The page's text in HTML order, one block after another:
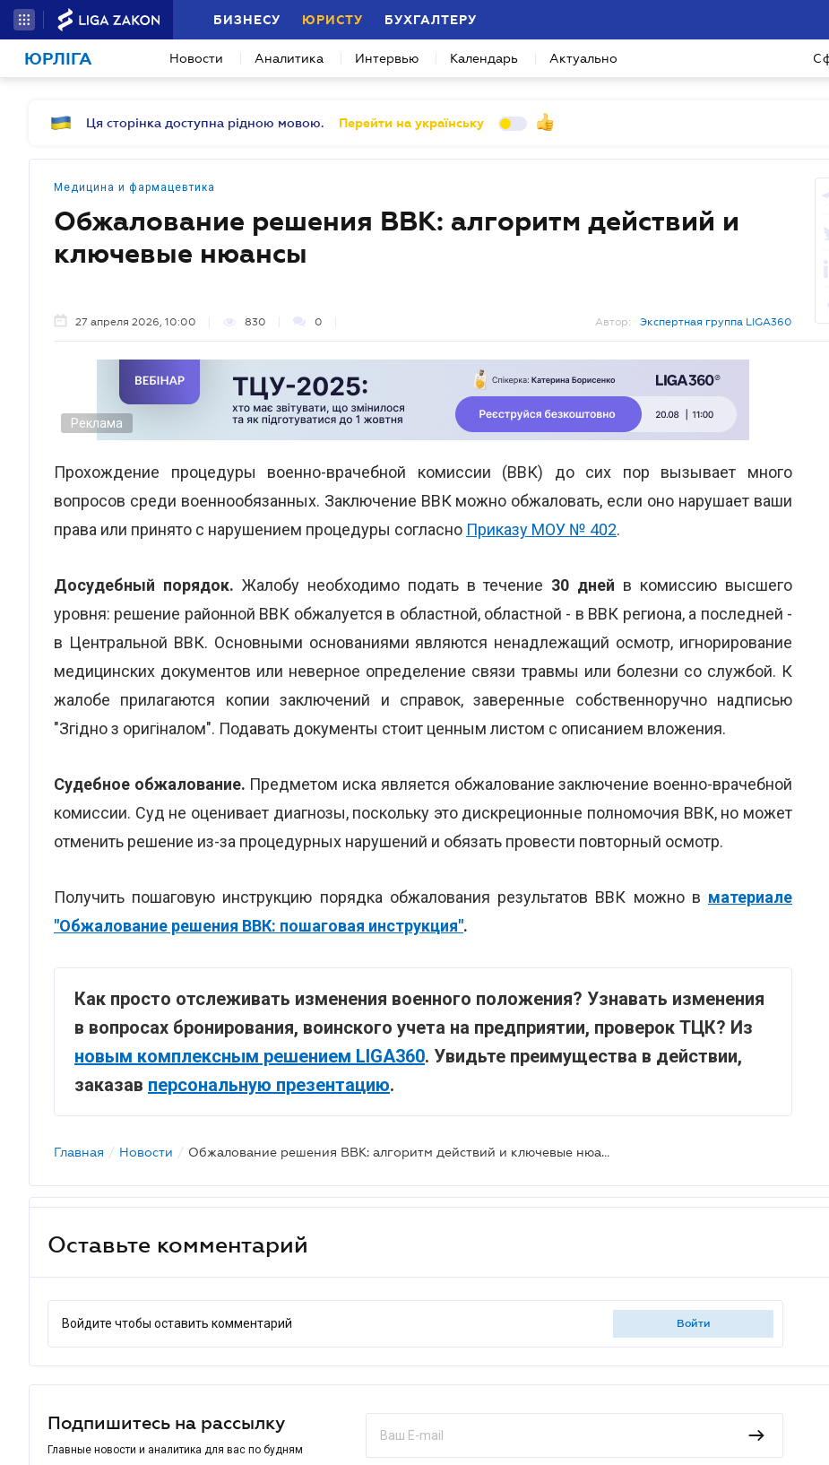
БИЗНЕСУ ЮРИСТУ БУХГАЛТЕРУ
ЮРЛІГА Новости Аналитика Интервью Календарь Актуально
Ця сторінка доступна рідною мовою. Перейти на українську
Медицина и фармацевтика
Обжалование решения ВВК: алгоритм действий и
ключевые нюансы
27 апреля 2026, 10:00 830 0 Автор: Экспертная группа LIGA360
Реклама
Прохождение процедуры военно-врачебной комиссии (ВВК) до сих пор вызывает много
вопросов среди военнообязанных. Заключение ВВК можно обжаловать, если оно нарушает ваши
права или принято с нарушением процедуры согласно Приказу МОУ № 402.
Досудебный порядок. Жалобу необходимо подать в течение 30 дней в комиссию высшего
уровня: решение районной ВВК обжалуется в областной, областной - в ВВК региона, а последней -
в Центральной ВВК. Основными основаниями являются ненадлежащий осмотр, игнорирование
медицинских документов или неверное определение связи травмы или болезни со службой. К
жалобе прилагаются копии заключений и справок, заверенные собственноручно надписью
"Згідно з оригіналом". Подавать документы стоит ценным листом с описанием вложения.
Судебное обжалование. Предметом иска является обжалование заключение военно-врачебной
комиссии. Суд не оценивает диагнозы, поскольку это дискреционные полномочия ВВК, но может
отменить решение из-за процедурных нарушений и обязать провести повторный осмотр.
Получить пошаговую инструкцию порядка обжалования результатов ВВК можно в материале
"Обжалование решения ВВК: пошаговая инструкция".
Как просто отслеживать изменения военного положения? Узнавать изменения
в вопросах бронирования, воинского учета на предприятии, проверок ТЦК? Из
новым комплексным решением LIGA360. Увидьте преимущества в действии,
заказав персональную презентацию.
Главная / Новости / Обжалование решения ВВК: алгоритм действий и ключевые нюансы
Оставьте комментарий
Войдите чтобы оставить комментарий войти
Подпишитесь на рассылку
Главные новости и аналитика для вас по будням